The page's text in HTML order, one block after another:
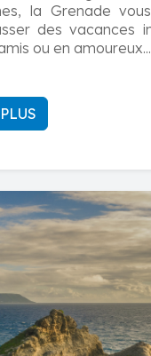
la Grenade
des vacances
ou en amoureux...